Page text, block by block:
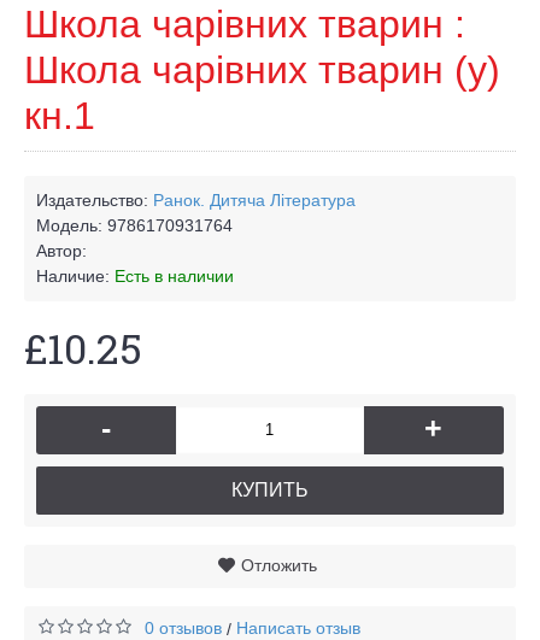
Школа чарівних тварин :
Школа чарівних тварин (у)
кн.1
Издательство: Ранок. Дитяча Лiтература
Модель: 9786170931764
Автор:
Наличие: Есть в наличии
£10.25
- +
КУПИТЬ
Отложить
0 отзывов / Написать отзыв